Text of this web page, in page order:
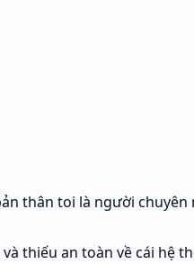
thân toi là người chuyên
thiếu an toàn về cái hệ